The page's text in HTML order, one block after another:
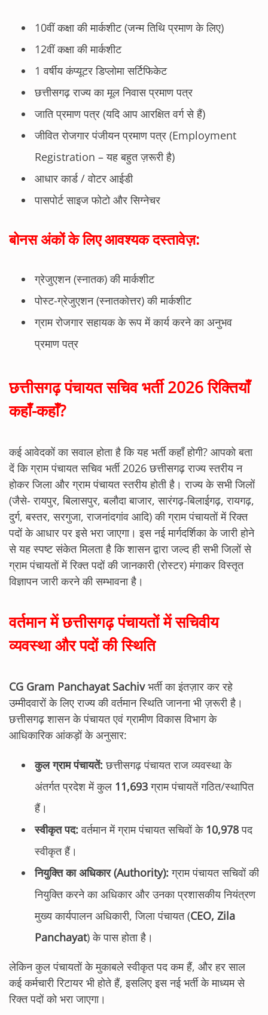
10वीं कक्षा की मार्कशीट (जन्म तिथि प्रमाण के लिए)
12वीं कक्षा की मार्कशीट
1 वर्षीय कंप्यूटर डिप्लोमा सर्टिफिकेट
छत्तीसगढ़ राज्य का मूल निवास प्रमाण पत्र
जाति प्रमाण पत्र (यदि आप आरक्षित वर्ग से हैं)
जीवित रोजगार पंजीयन प्रमाण पत्र (Employment
Registration – यह बहुत ज़रूरी है)
आधार कार्ड / वोटर आईडी
पासपोर्ट साइज फोटो और सिग्नेचर
बोनस अंकों के लिए आवश्यक दस्तावेज़:
ग्रेजुएशन (स्नातक) की मार्कशीट
पोस्ट-ग्रेजुएशन (स्नातकोत्तर) की मार्कशीट
ग्राम रोजगार सहायक के रूप में कार्य करने का अनुभव
प्रमाण पत्र
छत्तीसगढ़ पंचायत सचिव भर्ती 2026 रिक्तियाँ
कहाँ-कहाँ?
कई आवेदकों का सवाल होता है कि यह भर्ती कहाँ होगी? आपको बता
दें कि ग्राम पंचायत सचिव भर्ती 2026 छत्तीसगढ़ राज्य स्तरीय न
होकर जिला और ग्राम पंचायत स्तरीय होती है। राज्य के सभी जिलों
(जैसे- रायपुर, बिलासपुर, बलौदा बाजार, सारंगढ़-बिलाईगढ़, रायगढ़,
दुर्ग, बस्तर, सरगुजा, राजनांदगांव आदि) की ग्राम पंचायतों में रिक्त
पदों के आधार पर इसे भरा जाएगा। इस नई मार्गदर्शिका के जारी होने
से यह स्पष्ट संकेत मिलता है कि शासन द्वारा जल्द ही सभी जिलों से
ग्राम पंचायतों में रिक्त पदों की जानकारी (रोस्टर) मंगाकर विस्तृत
विज्ञापन जारी करने की सम्भावना है।
वर्तमान में छत्तीसगढ़ पंचायतों में सचिवीय
व्यवस्था और पदों की स्थिति
CG Gram Panchayat Sachivभर्ती का इंतज़ार कर रहे
उम्मीदवारों के लिए राज्य की वर्तमान स्थिति जानना भी ज़रूरी है।
छत्तीसगढ़ शासन के पंचायत एवं ग्रामीण विकास विभाग के
आधिकारिक आंकड़ों के अनुसार:
कुल ग्राम पंचायतें: छत्तीसगढ़ पंचायत राज व्यवस्था के
अंतर्गत प्रदेश में कुल 11,693ग्राम पंचायतें गठित/स्थापित
हैं।
स्वीकृत पद: वर्तमान में ग्राम पंचायत सचिवों के 10,978पद
स्वीकृत हैं।
नियुक्ति का अधिकार (Authority): ग्राम पंचायत सचिवों की
नियुक्ति करने का अधिकार और उनका प्रशासकीय नियंत्रण
मुख्य कार्यपालन अधिकारी, जिला पंचायत (CEO, Zila
Panchayat) के पास होता है।
लेकिन कुल पंचायतों के मुकाबले स्वीकृत पद कम हैं, और हर साल
कई कर्मचारी रिटायर भी होते हैं, इसलिए इस नई भर्ती के माध्यम से
रिक्त पदों को भरा जाएगा।